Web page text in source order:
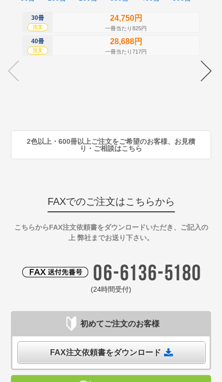
30冊
注文
24,750円
一冊当たり825円
40冊
注文
28,688円
一冊当たり717円
2色以上・600冊以上ご注文をご希望のお客様、お見積
り・ご相談はこちら
FAXでのご注文はこちらから
こちらからFAX注文依頼書をダウンロードいただき、ご記入の
上 弊社までお送り下さい。
(24時間受付)
初めてご注文のお客様
FAX注文依頼書をダウンロード